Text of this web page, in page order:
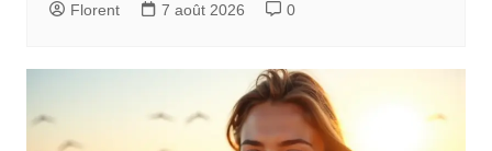
Florent 7 août 2026 0